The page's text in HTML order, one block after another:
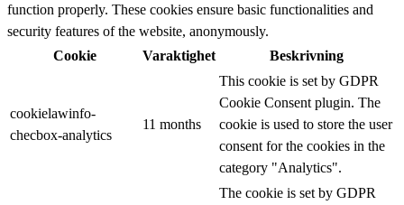
function properly. These cookies ensure basic functionalities and
security features of the website, anonymously.
Cookie
Varaktighet Beskrivning
cookielawinfo-
checbox-analytics
11 months
This cookie is set by GDPR
Cookie Consent plugin. The
cookie is used to store the user
consent for the cookies in the
category "Analytics".
The cookie is set by GDPR